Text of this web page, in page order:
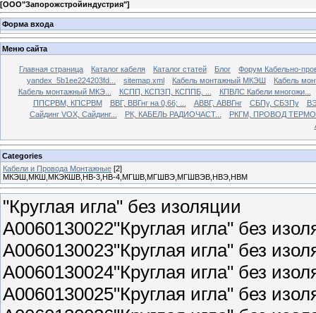
[ООО"Запорожстройиндустрия"]
Форма входа
Меню сайта
Главная страница Каталог кабеля Каталог статей Блог
Форум Кабельно-
yandex_5b1ee224203fd...
sitemap.xml Кабель монтажный МКЭШ
Кабель
Кабель монтажный МКЭ...
КСПП, КСПЗП, КСППБ, ...
КПВЛС Кабели многожи...
ППСРВМ, КПСРВМ
ВВГ, ВВГнг на 0,66; ... АВВГ, АВВГнг СБПу, СБЗПу
Сайдинг VOX, Сайдинг...
РК, КАБЕЛЬ РАДИОЧАСТ...
РКГМ, ПРОВОД
Categories
Кабели и Провода Монтажные [2]
МКЭШ,МКШ,МКЭКШВ,НВ-3,НВ-4,МГШВ,МГШВЭ,МГШВЭВ,НВЭ,НВМ
"Круглая игла" без изоляции
A0060130022"Круглая игла" без
A0060130023"Круглая игла" без
A0060130024"Круглая игла" без
A0060130025"Круглая игла" без